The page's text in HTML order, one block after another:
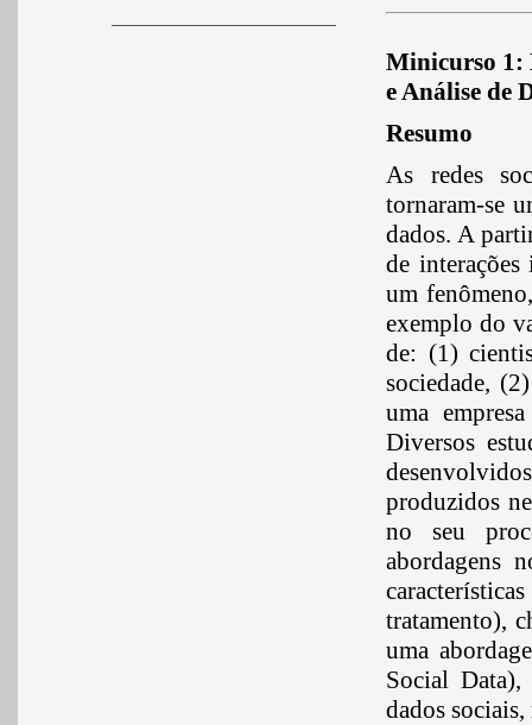
Minicurso 1:
e Análise de
Resumo
As redes
tornaram-se
dados. A
de
um
exemplo do
de: (1)
sociedade,
uma
Diversos
produzidos
no seu
abordagens
tratamento),
uma
Social
dados